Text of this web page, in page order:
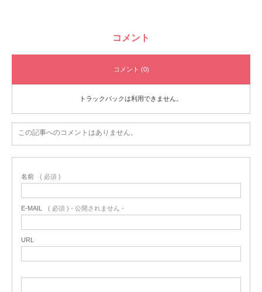
コメント
コメント (0)
トラックバックは利用できません。
この記事へのコメントはありません。
名前 ( 必須 )
E-MAIL ( 必須 ) - 公開されません -
URL